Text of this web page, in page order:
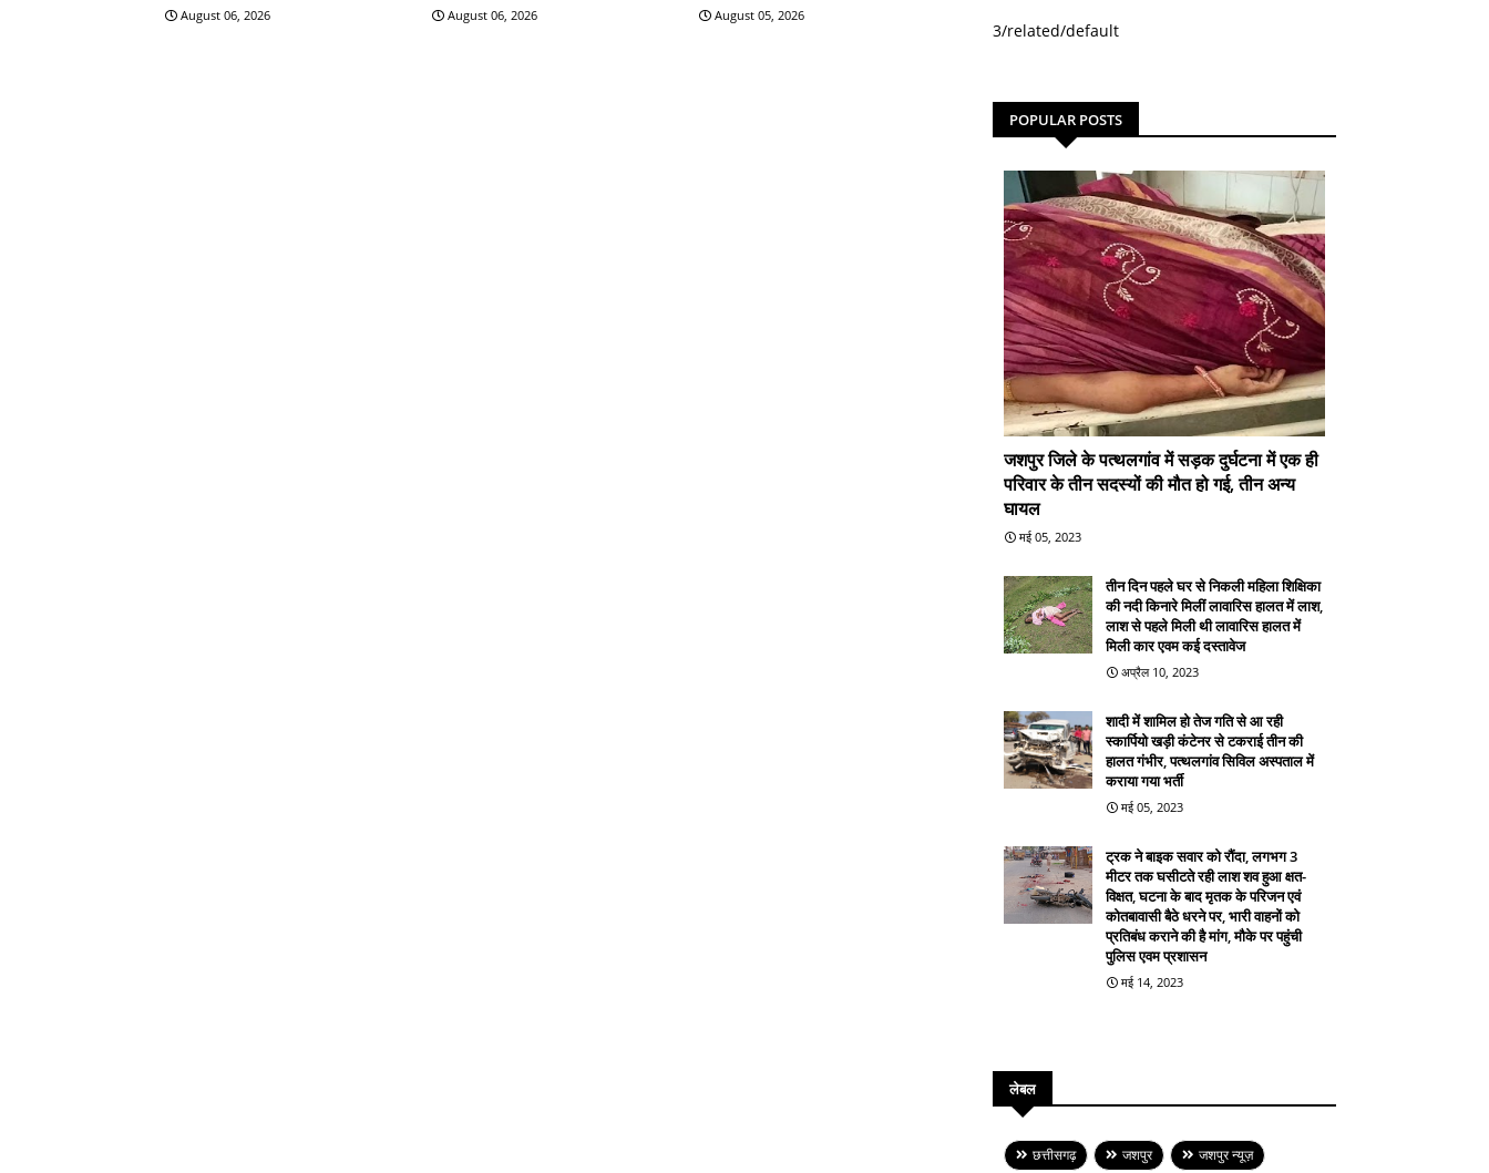
August 06, 2026 August 06, 2026 August 05, 2026
3/related/default
POPULAR POSTS
जशपुर जिले के पत्थलगांव में सड़क दुर्घटना में एक ही
परिवार के तीन सदस्यों की मौत हो गई, तीन अन्य
घायल
मई 05, 2023
तीन दिन पहले घर से निकली महिला शिक्षिका
की नदी किनारे मिलीं लावारिस हालत में लाश,
लाश से पहले मिली थी लावारिस हालत में
मिली कार एवम कई दस्तावेज
अप्रैल 10, 2023
शादी में शामिल हो तेज गति से आ रही
स्कार्पियो खड़ी कंटेनर से टकराई तीन की
हालत गंभीर, पत्थलगांव सिविल अस्पताल में
कराया गया भर्ती
मई 05, 2023
ट्रक ने बाइक सवार को रौंदा, लगभग 3
मीटर तक घसीटते रही लाश शव हुआ क्षत-
विक्षत, घटना के बाद मृतक के परिजन एवं
कोतबावासी बैठे धरने पर, भारी वाहनों को
प्रतिबंध कराने की है मांग, मौके पर पहुंची
पुलिस एवम प्रशासन
मई 14, 2023
लेबल
छत्तीसगढ़ जशपुर जशपुर न्यूज़